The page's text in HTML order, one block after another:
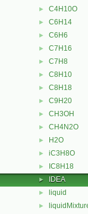
► C4H10O
► C6H14
► C6H6
► C7H16
► C7H8
► C8H10
► C8H18
► C9H20
► CH3OH
► CH4N2O
► H2O
► iC3H8O
► IC8H18
► IDEA
► liquid
►